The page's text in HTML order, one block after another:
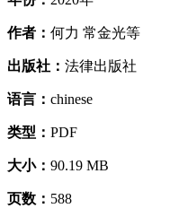
作者： 何力 常金光等
出版社： 法律出版社
语言： chinese
类型： PDF
大小： 90.19 MB
页数： 588